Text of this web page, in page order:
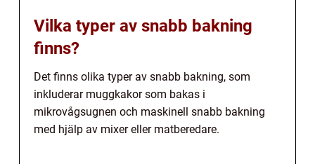
Vilka typer av snabb bakning
finns?
Det finns olika typer av snabb bakning, som
inkluderar muggkakor som bakas i
mikrovågsugnen och maskinell snabb bakning
med hjälp av mixer eller matberedare.